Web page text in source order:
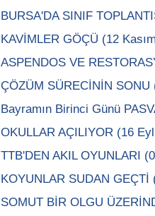
BURSA'DA SINIF
KAVİMLER GÖÇÜ (12
ASPENDOS VE
ÇÖZÜM SÜRECİNİN SONU
Bayramın Birinci Günü
OKULLAR AÇILIYOR (16
TTB'DEN AKIL OYUNLARI
KOYUNLAR SUDAN GEÇTİ
SOMUT BİR OLGU